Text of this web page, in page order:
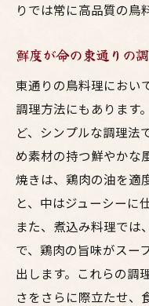
りでは常に高品質の鳥
鮮度が命の東通りの
東通りの鳥料理におい
調理方法にもあります
ど、シンプルな調理法
め素材の持つ鮮やかな
焼きは、鶏肉の油を適
と、中はジューシーに
また、煮込み料理では
で、鶏肉の旨味がスー
出します。これらの調
さをさらに際立たせ、